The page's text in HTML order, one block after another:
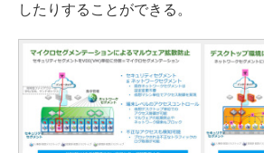
したりすることができる。